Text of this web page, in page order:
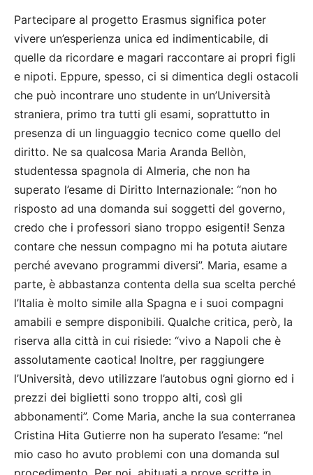
Partecipare al progetto Erasmus significa poter
vivere un’esperienza unica ed indimenticabile, di
quelle da ricordare e magari raccontare ai propri figli
e nipoti. Eppure, spesso, ci si dimentica degli ostacoli
che può incontrare uno studente in un’Università
straniera, primo tra tutti gli esami, soprattutto in
presenza di un linguaggio tecnico come quello del
diritto. Ne sa qualcosa Maria Aranda Bellòn,
studentessa spagnola di Almeria, che non ha
superato l’esame di Diritto Internazionale: “non ho
risposto ad una domanda sui soggetti del governo,
credo che i professori siano troppo esigenti! Senza
contare che nessun compagno mi ha potuta aiutare
perché avevano programmi diversi”. Maria, esame a
parte, è abbastanza contenta della sua scelta perché
l’Italia è molto simile alla Spagna e i suoi compagni
amabili e sempre disponibili. Qualche critica, però, la
riserva alla città in cui risiede: “vivo a Napoli che è
assolutamente caotica! Inoltre, per raggiungere
l’Università, devo utilizzare l’autobus ogni giorno ed i
prezzi dei biglietti sono troppo alti, così gli
abbonamenti”. Come Maria, anche la sua conterranea
Cristina Hita Gutierre non ha superato l’esame: “nel
mio caso ho avuto problemi con una domanda sul